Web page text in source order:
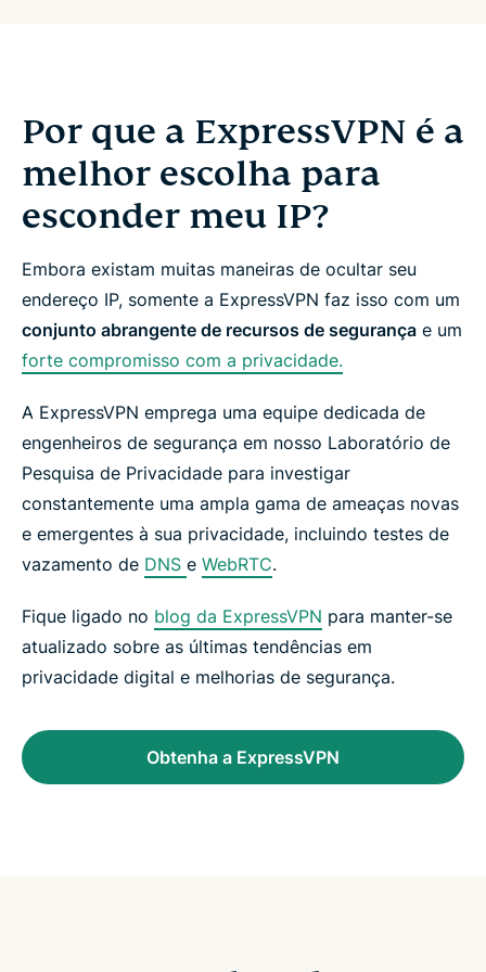
Por que a ExpressVPN é a
melhor escolha para
esconder meu IP?
Embora existam muitas maneiras de ocultar seu
endereço IP, somente a ExpressVPN faz isso com um
conjunto abrangente de recursos de segurança e um
forte compromisso com a privacidade.
A ExpressVPN emprega uma equipe dedicada de
engenheiros de segurança em nosso Laboratório de
Pesquisa de Privacidade para investigar
constantemente uma ampla gama de ameaças novas
e emergentes à sua privacidade, incluindo testes de
vazamento de DNS e WebRTC.
Fique ligado no blog da ExpressVPN para manter-se
atualizado sobre as últimas tendências em
privacidade digital e melhorias de segurança.
Obtenha a ExpressVPN